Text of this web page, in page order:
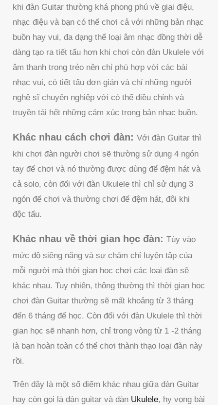
khi đàn Guitar thường khá phong phú về giai điệu,
nhạc điệu và bạn có thể chơi cả với những bản nhạc
buồn hay vui, đa dạng thể loại âm nhạc đồng thời dễ
dàng tạo ra tiết tấu hơn khi chơi còn đàn Ukulele với
âm thanh trong trẻo nên chỉ phù hợp với các bài
nhạc vui, có tiết tấu đơn giản và chỉ những người
nghệ sĩ chuyên nghiệp với có thể điều chỉnh và
truyền tải hết những cảm xúc trong bản nhạc buồn.
Khác nhau cách chơi đàn:Với đàn Guitar thì
khi chơi đàn người chơi sẽ thường sử dụng 4 ngón
tay để chơi và nó thường được dùng để đệm hát và
cả solo, còn đối với đàn Ukulele thì chỉ sử dụng 3
ngón để chơi và thường chơi để đệm hát, đôi khi
độc tấu.
Khác nhau về thời gian học đàn:Tùy vào
mức độ siêng năng và sự chăm chỉ luyện tập của
mỗi người mà thời gian học chơi các loại đàn sẽ
khác nhau. Tuy nhiên, thông thường thì thời gian học
chơi đàn Guitar thường sẽ mất khoảng từ 3 tháng
đến 6 tháng để học. Còn đối với đàn Ukulele thì thời
gian học sẽ nhanh hơn, chỉ trong vòng từ 1 -2 tháng
là bạn hoàn toàn có thể chơi thành thạo loại đàn này
rồi.
Trên đây là một số điểm khác nhau giữa đàn Guitar
hay còn gọi là đàn guitar và đàn Ukulele, hy vọng bài